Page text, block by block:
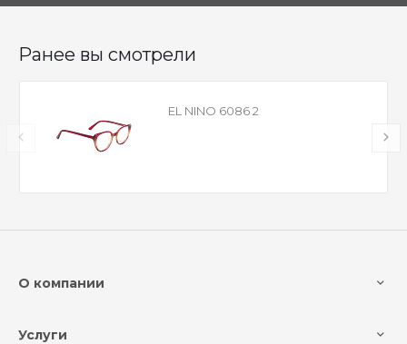
Ранее вы смотрели
EL NINO 6086 2
О компании
Услуги